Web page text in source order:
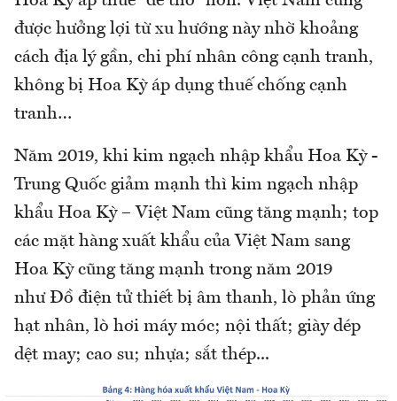
được hưởng lợi từ xu hướng này nhờ khoảng
cách địa lý gần, chi phí nhân công cạnh tranh,
không bị Hoa Kỳ áp dụng thuế chống cạnh
tranh…
Năm 2019, khi kim ngạch nhập khẩu Hoa Kỳ -
Trung Quốc giảm mạnh thì kim ngạch nhập
khẩu Hoa Kỳ – Việt Nam cũng tăng mạnh; top
các mặt hàng xuất khẩu của Việt Nam sang
Hoa Kỳ cũng tăng mạnh trong năm 2019
như Đồ điện tử thiết bị âm thanh, lò phản ứng
hạt nhân, lò hơi máy móc; nội thất; giày dép
dệt may; cao su; nhựa; sắt thép...